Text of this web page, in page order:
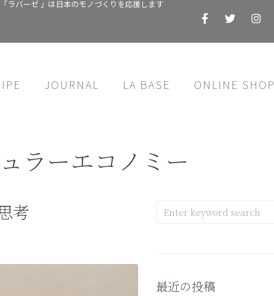
ラバーゼ 」は日本のモノづくりを応援します
JOURNAL LA BASE ONLINE SHOP
ラーエコノミー
考
最近の投稿